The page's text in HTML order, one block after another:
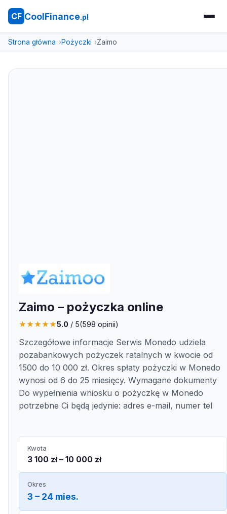
CF CoolFinance.pl
Strona główna Pożyczki Zaimo
Zaimo – pożyczka online
★★★★★5.0 / 5(598 opinii)
Szczegółowe informacje Serwis Monedo udziela
pozabankowych pożyczek ratalnych w kwocie od
1500 do 10 000 zł. Okres spłaty pożyczki w Monedo
wynosi od 6 do 25 miesięcy. Wymagane dokumenty
Do wypełnienia wniosku o pożyczkę w Monedo
potrzebne Ci będą jedynie: adres e-mail, numer tel
Kwota
3 100 zł – 10 000 zł
Okres
3 – 24 mies.